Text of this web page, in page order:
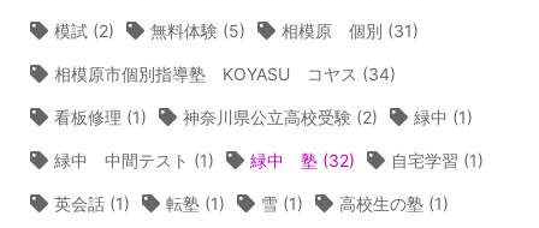
模試 (2) 無料体験 (5) 相模原 個別 (31)
相模原市個別指導塾 KOYASU コヤス (34)
看板修理 (1) 神奈川県公立高校受験 (2) 緑中 (1)
緑中 中間テスト (1) 緑中 塾 (32) 自宅学習 (1)
英会話 (1) 転塾 (1) 雪 (1) 高校生の塾 (1)